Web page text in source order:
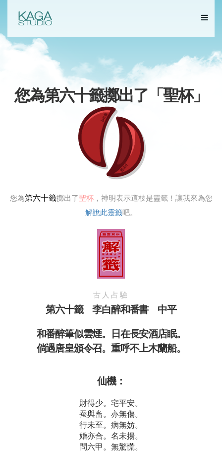
您為第六十籤擲出了「聖杯」
您為第六十籤擲出了聖杯，神明表示這枝是靈籤！讓我來為您
解說此靈籤吧。
古人占驗
第六十籤 李白醉和番書 中平
和番醉筆似雲煙。日在長安酒店眠。
倘遇唐皇頒令召。重呼不上木蘭船。
仙機：
財得少。宅平安。
蚕與畜。亦無傷。
行未至。病無妨。
婚亦合。名未揚。
問六甲。無驚慌。